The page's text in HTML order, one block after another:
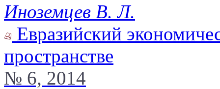
Иноземцев В. Л.
Евразийский
пространстве
№ 6, 2014